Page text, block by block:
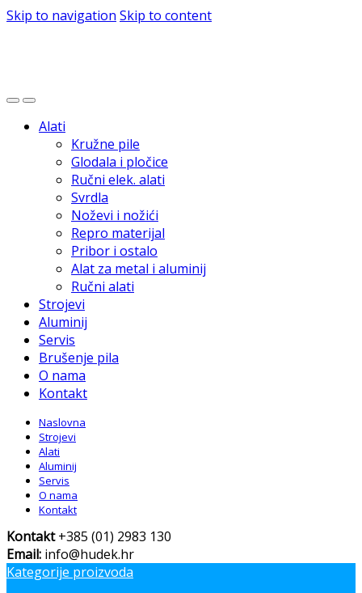
Skip to navigation Skip to content
Alati
Kružne pile
Glodala i pločice
Ručni elek. alati
Svrdla
Noževi i nožići
Repro materijal
Pribor i ostalo
Alat za metal i aluminij
Ručni alati
Strojevi
Aluminij
Servis
Brušenje pila
O nama
Kontakt
Naslovna
Strojevi
Alati
Aluminij
Servis
O nama
Kontakt
Kontakt+385 (01) 2983 130
Email: info@hudek.hr
Kategorije proizvoda